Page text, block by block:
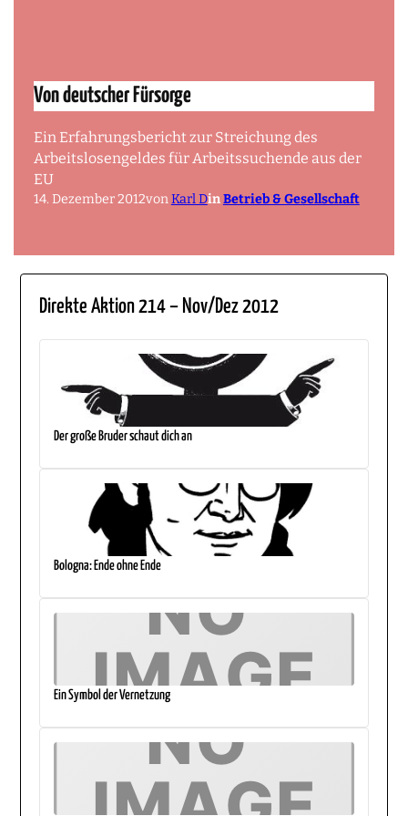
Von deutscher Fürsorge
Ein Erfahrungsbericht zur Streichung des
Arbeitslosengeldes für Arbeitssuchende aus der
EU
14. Dezember 2012vonKarl DinBetrieb & Gesellschaft
Direkte Aktion 214 – Nov/Dez 2012
Der große Bruder schaut dich an
Bologna: Ende ohne Ende
Ein Symbol der Vernetzung